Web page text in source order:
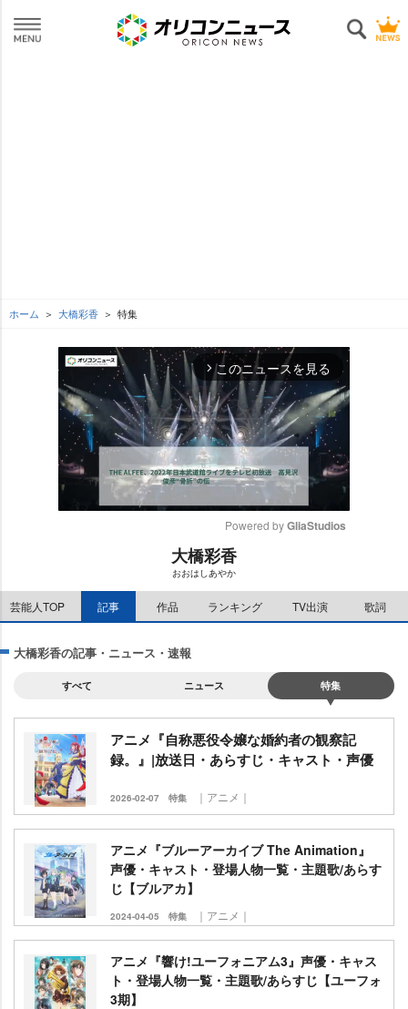
ホーム 大橋彩香 特集
arrow_forward_ios このニュースを見る
Powered by GliaStudios
大橋彩香
おおはしあやか
芸能人TOP 記事 作品 ランキング TV出演 歌詞
大橋彩香の記事・ニュース・速報
すべて ニュース 特集
アニメ『自称悪役令嬢な婚約者の観察記
録。』|放送日・あらすじ・キャスト・声優
2026-02-07 特集 ｜アニメ｜
アニメ『ブルーアーカイブ The Animation』
声優・キャスト・登場人物一覧・主題歌/あらす
じ【ブルアカ】
2024-04-05 特集 ｜アニメ｜
アニメ『響け!ユーフォニアム3』声優・キャス
ト・登場人物一覧・主題歌/あらすじ【ユーフォ
3期】